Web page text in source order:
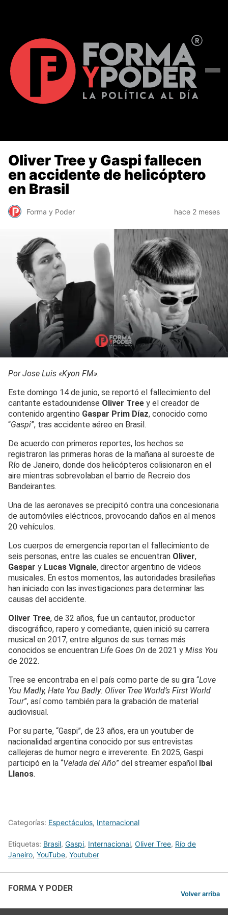
Oliver Tree y Gaspi fallecen
en accidente de helicóptero
en Brasil
Forma y Poder hace 2 meses
Por Jose Luis «Kyon FM».
Este domingo 14 de junio, se reportó el fallecimiento del
cantante estadounidense Oliver Tree y el creador de
contenido argentino Gaspar Prim Díaz, conocido como
“Gaspi”, tras accidente aéreo en Brasil.
De acuerdo con primeros reportes, los hechos se
registraron las primeras horas de la mañana al suroeste de
Río de Janeiro, donde dos helicópteros colisionaron en el
aire mientras sobrevolaban el barrio de Recreio dos
Bandeirantes.
Una de las aeronaves se precipitó contra una concesionaria
de automóviles eléctricos, provocando daños en al menos
20 vehículos.
Los cuerpos de emergencia reportan el fallecimiento de
seis personas, entre las cuales se encuentran Oliver,
Gaspar y Lucas Vignale, director argentino de videos
musicales. En estos momentos, las autoridades brasileñas
han iniciado con las investigaciones para determinar las
causas del accidente.
Oliver Tree, de 32 años, fue un cantautor, productor
discográfico, rapero y comediante, quien inició su carrera
musical en 2017, entre algunos de sus temas más
conocidos se encuentran Life Goes On de 2021 y Miss You
de 2022.
Tree se encontraba en el país como parte de su gira “Love
You Madly, Hate You Badly: Oliver Tree World’s First World
Tour”, así como también para la grabación de material
audiovisual.
Por su parte, “Gaspi”, de 23 años, era un youtuber de
nacionalidad argentina conocido por sus entrevistas
callejeras de humor negro e irreverente. En 2025, Gaspi
participó en la “Velada del Año” del streamer español Ibai
Llanos.
Categorías: Espectáculos, Internacional
Etiquetas: Brasil, Gaspi, Internacional, Oliver Tree, Río de
Janeiro, YouTube, Youtuber
FORMA Y PODER
Volver arriba